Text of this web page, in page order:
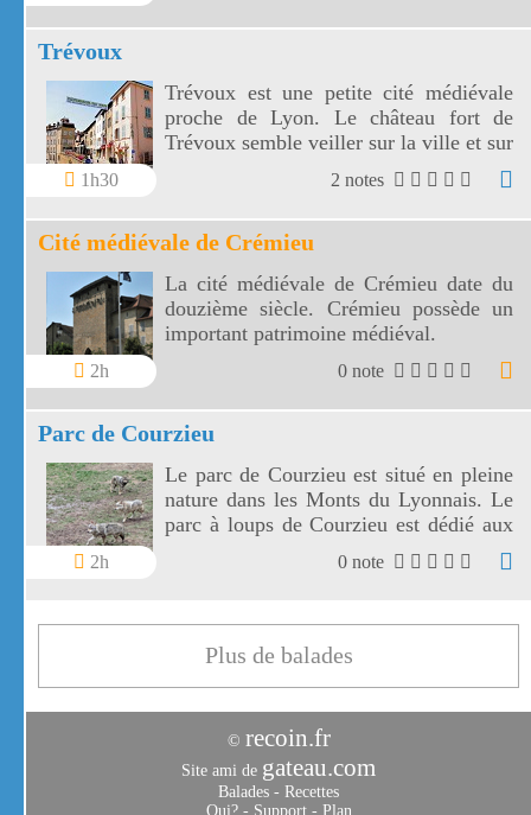
Trévoux
1h30
Trévoux est une petite cité médiévale
proche de Lyon. Le château fort de
Trévoux semble veiller sur la ville et sur
2 notes
Cité médiévale de Crémieu
2h
La cité médiévale de Crémieu date du
douzième siècle. Crémieu possède un
important patrimoine médiéval.
0 note
Parc de Courzieu
2h
Le parc de Courzieu est situé en pleine
nature dans les Monts du Lyonnais. Le
parc à loups de Courzieu est dédié aux
loups et aux rapaces.
0 note
Plus de balades
© recoin.fr
Site ami de gateau.com
Balades - Recettes
Qui?- Support- Plan